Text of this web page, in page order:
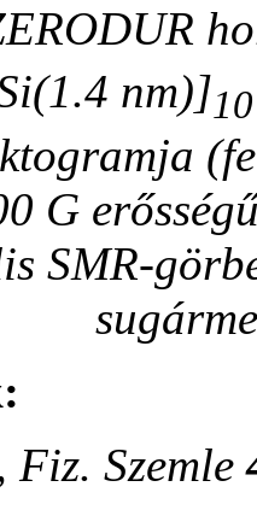
nm)]10
G
SMR-
Szemle